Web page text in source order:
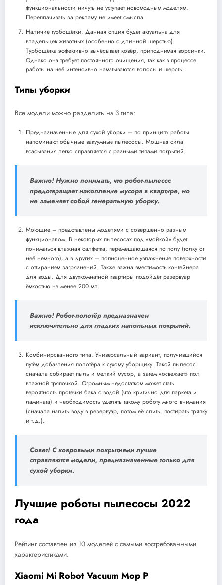
функциональности ничуть не уступает новомодным моделям.
Переплачивать за рекламу не имеет смысла.
Наличие турбощётки. Данная опция будет актуальна для
владельцев животных (особенно с длинной шерстью).
Турбощётка эффективно вычёсывает ковёр, приподнимая ворсинки.
Однако она требует постоянного очищения, так как в процессе
работы на неё интенсивно наматываются волосы и шерсть.
Типы уборки
Все модели можно разделить на 3 типа:
Предназначенные для сухой уборки – по принципу работы
напоминают обычные вакуумные пылесосы. Мощная сила
всасывания легко справляется с разными типами покрытий.
Важно! Нужно понимать, что робот-пылесос
предотвращает накопление мусора в квартире, но
не заменяет собой генеральную уборку.
Моющие – представлены моделями с совершенно разным
функционалом. В некоторых пылесосах под «мойкой» будет
пониматься влажная салфетка, перемещающаяся по полу (толку от
неё немного), а в других – полноценное увлажнение поверхности
с оттиранием загрязнений. Также важна вместимость контейнера
для воды. Для двухкомнатной квартиры подойдёт резервуар
ёмкостью не менее 200 мл.
Важно! Робот-полотёр предназначен
исключительно для гладких напольных покрытий.
Комбинированного типа. Универсальный вариант, получившийся
путём добавления полотёра к сухому уборщику. Такой пылесос
сначала собирает пыль и мелкий мусор, а затем «освежает» пол
влажной тряпочкой. Огромным недостатком может стать
вероятность протечки бака с водой (что критично для паркета и
ламината) и необходимость уделять такому роботу много внимания
(сначала налить воду в резервуар, потом её слить, постирать тряпку
и т.д.).
Совет! С ковровыми покрытиями лучше
справляются модели, предназначенные только для
сухой уборки.
Лучшие роботы пылесосы 2022
года
Рейтинг составлен из 10 моделей с самыми востребованными
характеристиками.
Xiaomi Mi Robot Vacuum Mop P